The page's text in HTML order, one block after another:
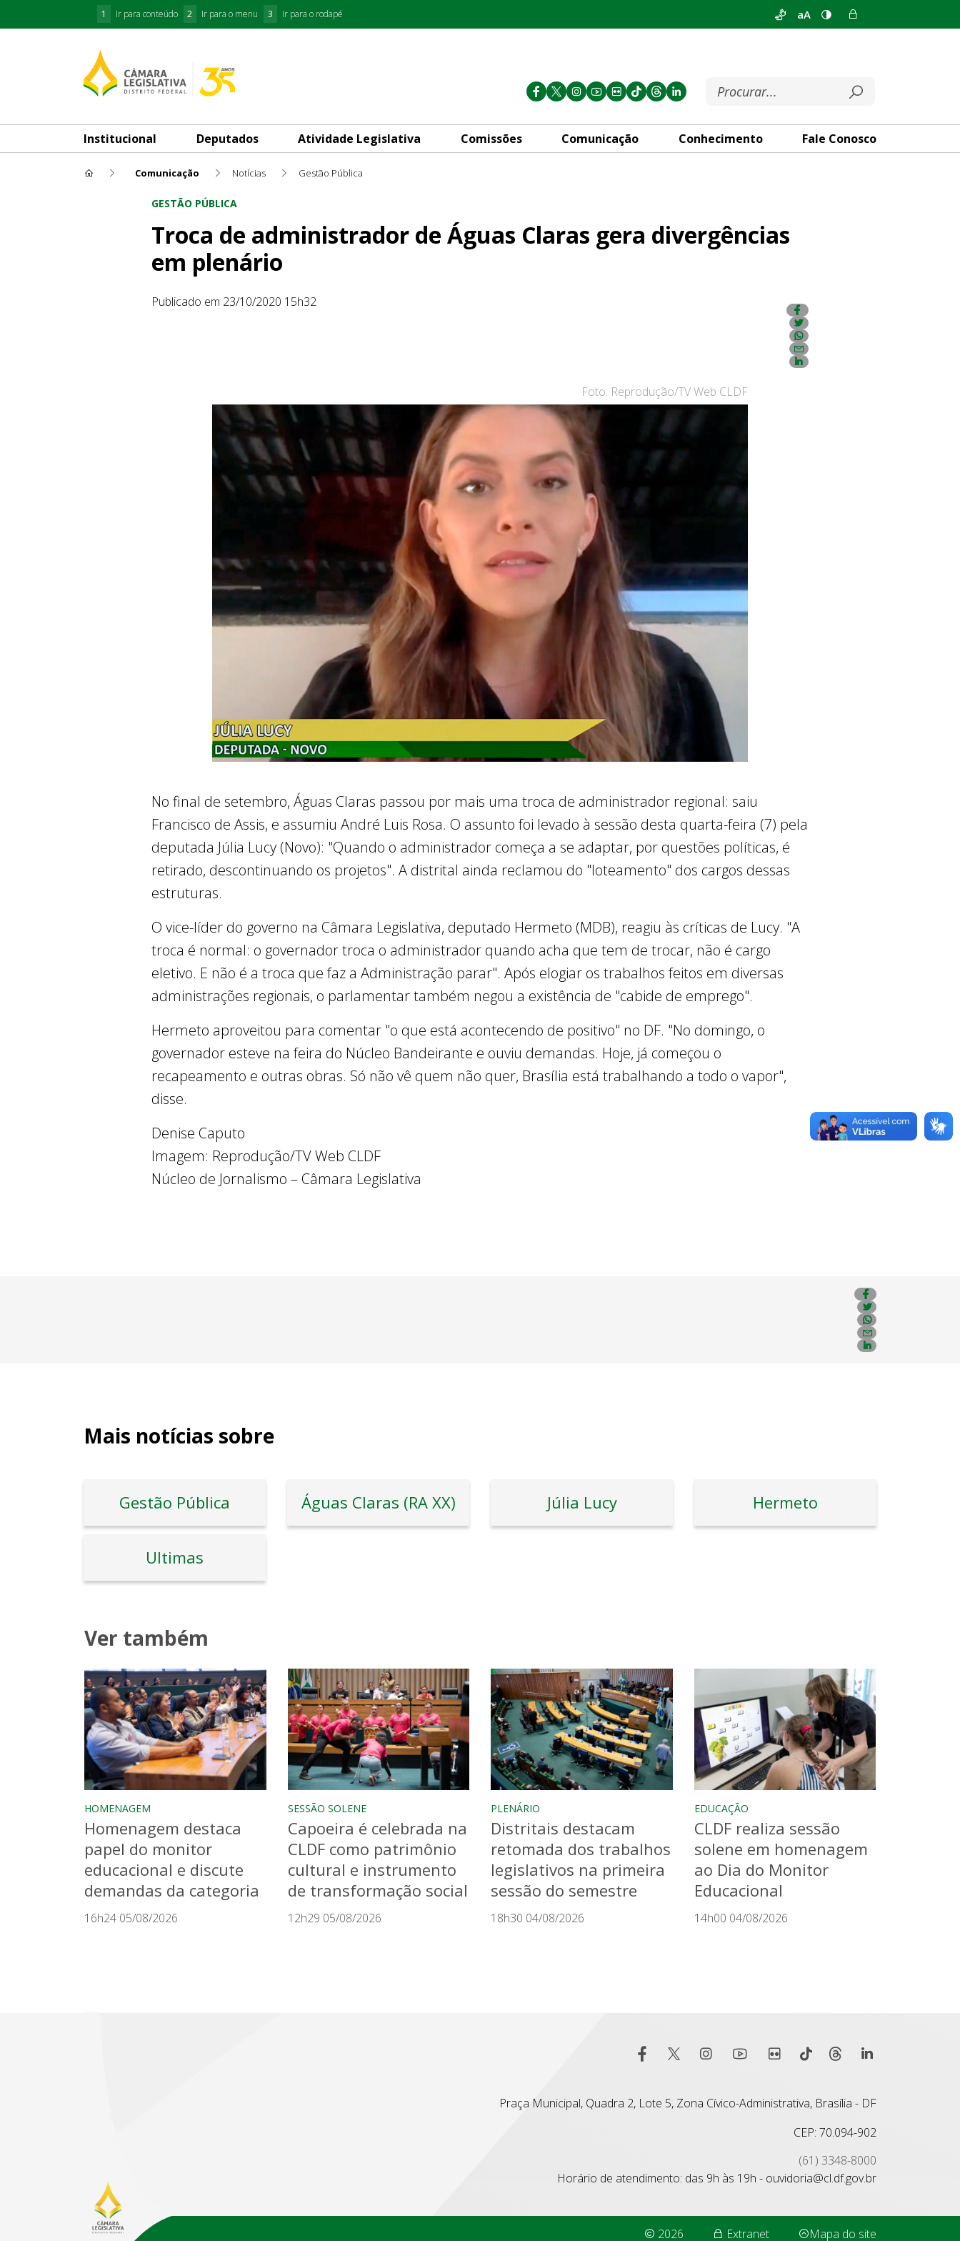
1 Ir para conteúdo 2 Ir para o menu 3 Ir para o rodapé aA
Institucional Deputados Atividade Legislativa Comissões Comunicação Conhecimento Fale Conosco
Comunicação Notícias Gestão Pública
Troca de administrador de Águas Claras gera divergências em plenário
GESTÃO PÚBLICA
Troca de administrador de Águas Claras gera divergências
em plenário
Publicado em 23/10/2020 15h32
Foto: Reprodução/TV Web CLDF
No final de setembro, Águas Claras passou por mais uma troca de administrador regional: saiu
Francisco de Assis, e assumiu André Luis Rosa. O assunto foi levado à sessão desta quarta-feira (7) pela
deputada Júlia Lucy (Novo): "Quando o administrador começa a se adaptar, por questões políticas, é
retirado, descontinuando os projetos". A distrital ainda reclamou do "loteamento" dos cargos dessas
estruturas.
O vice-líder do governo na Câmara Legislativa, deputado Hermeto (MDB), reagiu às críticas de Lucy. "A
troca é normal: o governador troca o administrador quando acha que tem de trocar, não é cargo
eletivo. E não é a troca que faz a Administração parar". Após elogiar os trabalhos feitos em diversas
administrações regionais, o parlamentar também negou a existência de "cabide de emprego".
Hermeto aproveitou para comentar "o que está acontecendo de positivo" no DF. "No domingo, o
governador esteve na feira do Núcleo Bandeirante e ouviu demandas. Hoje, já começou o
recapeamento e outras obras. Só não vê quem não quer, Brasília está trabalhando a todo o vapor",
disse.
Denise Caputo
Imagem: Reprodução/TV Web CLDF
Núcleo de Jornalismo – Câmara Legislativa
Mais notícias sobre
Gestão Pública Águas Claras (RA XX) Júlia Lucy Hermeto
Ultimas
Ver também
HOMENAGEM
Homenagem destaca
papel do monitor
educacional e discute
demandas da categoria
16h24 05/08/2026
SESSÃO SOLENE
Capoeira é celebrada na
CLDF como patrimônio
cultural e instrumento
de transformação social
12h29 05/08/2026
PLENÁRIO
Distritais destacam
retomada dos trabalhos
legislativos na primeira
sessão do semestre
18h30 04/08/2026
EDUCAÇÃO
CLDF realiza sessão
solene em homenagem
ao Dia do Monitor
Educacional
14h00 04/08/2026
Praça Municipal, Quadra 2, Lote 5, Zona Cívico-Administrativa, Brasília - DF
CEP: 70.094-902
(61) 3348-8000
Horário de atendimento: das 9h às 19h - ouvidoria@cl.df.gov.br
2026 Extranet Mapa do site